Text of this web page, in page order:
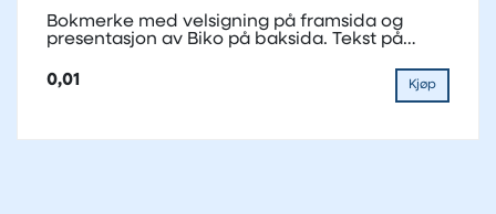
Bokmerke med velsigning på framsida og
presentasjon av Biko på baksida. Tekst på
0,01
Kjøp